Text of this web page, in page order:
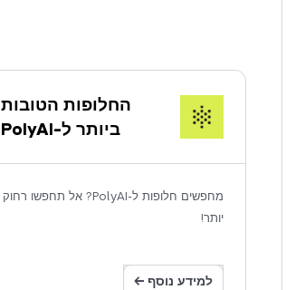
החלופות הטובות
ביותר ל-PolyAI
מחפשים חלופות ל-PolyAI? אל תחפשו רחוק
יותר!
למידע נוסף ←